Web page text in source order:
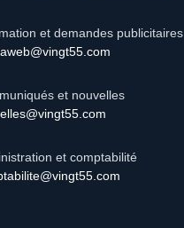
et demandes publicitaires
et nouvelles
et comptabilité